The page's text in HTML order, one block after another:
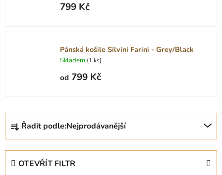
799 Kč
Pánská košile Silvini Farini - Grey/Black
Skladem (1 ks)
od 799 Kč
Ř
z
Řadit podle:Nejprodávanější
OTEVŘÍT FILTR